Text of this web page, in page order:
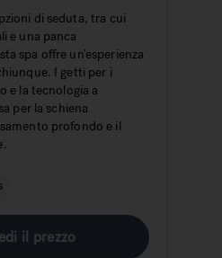
di seduta, tra cui
e una panca
spa offre un'esperienza
I getti per i
e la tecnologia a
per la schiena
profondo e il
il prezzo